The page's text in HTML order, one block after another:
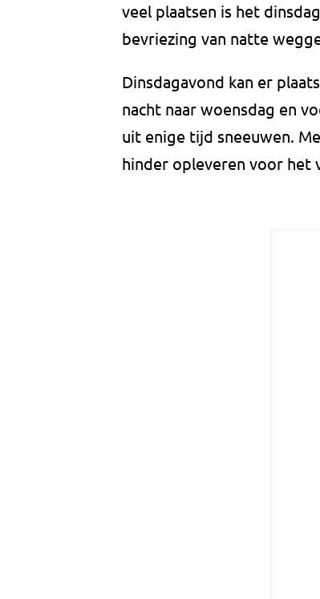
veel plaatsen is het
bevriezing van natte
Dinsdagavond kan er
nacht naar woensdag en
uit enige tijd sneeuwen.
hinder opleveren voor het